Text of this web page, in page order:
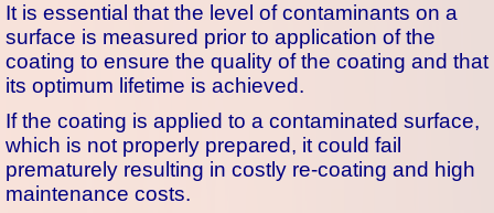
It is essential that the level of contaminants on a
surface is measured prior to application of the
coating to ensure the quality of the coating and that
its optimum lifetime is achieved.
If the coating is applied to a contaminated surface,
which is not properly prepared, it could fail
prematurely resulting in costly re-coating and high
maintenance costs.